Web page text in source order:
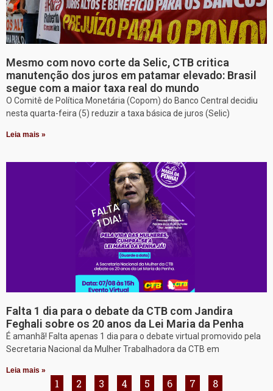
Mesmo com novo corte da Selic, CTB critica
manutenção dos juros em patamar elevado: Brasil
segue com a maior taxa real do mundo
O Comitê de Política Monetária (Copom) do Banco Central decidiu
nesta quarta-feira (5) reduzir a taxa básica de juros (Selic)
Leia mais »
Falta 1 dia para o debate da CTB com Jandira
Feghali sobre os 20 anos da Lei Maria da Penha
É amanhã! Falta apenas 1 dia para o debate virtual promovido pela
Secretaria Nacional da Mulher Trabalhadora da CTB em
Leia mais »
1 2 3 4 5 6 7 8